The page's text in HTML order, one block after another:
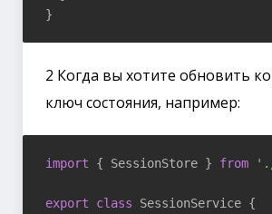
2 Когда вы хотите обновить
ключ состояния, например:
import { SessionStore } from
export class SessionService {